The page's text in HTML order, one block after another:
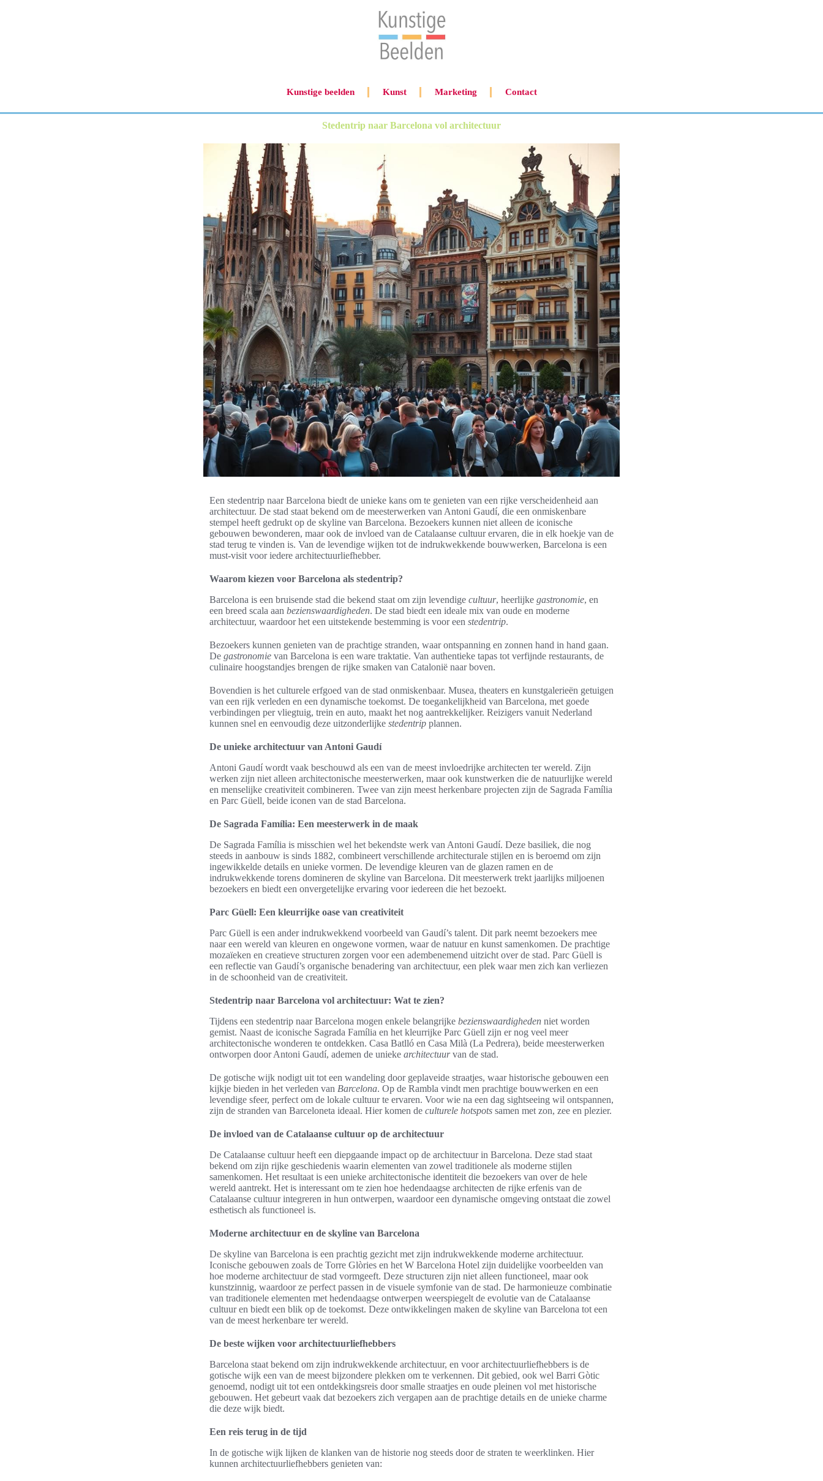
Kunstige beelden Kunst Marketing Contact
Stedentrip naar Barcelona vol architectuur
Een stedentrip naar Barcelona biedt de unieke kans om te genieten van een rijke verscheidenheid aan
architectuur. De stad staat bekend om de meesterwerken van Antoni Gaudí, die een onmiskenbare
stempel heeft gedrukt op de skyline van Barcelona. Bezoekers kunnen niet alleen de iconische
gebouwen bewonderen, maar ook de invloed van de Catalaanse cultuur ervaren, die in elk hoekje van de
stad terug te vinden is. Van de levendige wijken tot de indrukwekkende bouwwerken, Barcelona is een
must-visit voor iedere architectuurliefhebber.
Waarom kiezen voor Barcelona als stedentrip?
Barcelona is een bruisende stad die bekend staat om zijn levendige cultuur, heerlijke gastronomie, en
een breed scala aan bezienswaardigheden. De stad biedt een ideale mix van oude en moderne
architectuur, waardoor het een uitstekende bestemming is voor een stedentrip.
Bezoekers kunnen genieten van de prachtige stranden, waar ontspanning en zonnen hand in hand gaan.
De gastronomie van Barcelona is een ware traktatie. Van authentieke tapas tot verfijnde restaurants, de
culinaire hoogstandjes brengen de rijke smaken van Catalonië naar boven.
Bovendien is het culturele erfgoed van de stad onmiskenbaar. Musea, theaters en kunstgalerieën getuigen
van een rijk verleden en een dynamische toekomst. De toegankelijkheid van Barcelona, met goede
verbindingen per vliegtuig, trein en auto, maakt het nog aantrekkelijker. Reizigers vanuit Nederland
kunnen snel en eenvoudig deze uitzonderlijke stedentrip plannen.
De unieke architectuur van Antoni Gaudí
Antoni Gaudí wordt vaak beschouwd als een van de meest invloedrijke architecten ter wereld. Zijn
werken zijn niet alleen architectonische meesterwerken, maar ook kunstwerken die de natuurlijke wereld
en menselijke creativiteit combineren. Twee van zijn meest herkenbare projecten zijn de Sagrada Família
en Parc Güell, beide iconen van de stad Barcelona.
De Sagrada Família: Een meesterwerk in de maak
De Sagrada Família is misschien wel het bekendste werk van Antoni Gaudí. Deze basiliek, die nog
steeds in aanbouw is sinds 1882, combineert verschillende architecturale stijlen en is beroemd om zijn
ingewikkelde details en unieke vormen. De levendige kleuren van de glazen ramen en de
indrukwekkende torens domineren de skyline van Barcelona. Dit meesterwerk trekt jaarlijks miljoenen
bezoekers en biedt een onvergetelijke ervaring voor iedereen die het bezoekt.
Parc Güell: Een kleurrijke oase van creativiteit
Parc Güell is een ander indrukwekkend voorbeeld van Gaudí’s talent. Dit park neemt bezoekers mee
naar een wereld van kleuren en ongewone vormen, waar de natuur en kunst samenkomen. De prachtige
mozaïeken en creatieve structuren zorgen voor een adembenemend uitzicht over de stad. Parc Güell is
een reflectie van Gaudí’s organische benadering van architectuur, een plek waar men zich kan verliezen
in de schoonheid van de creativiteit.
Stedentrip naar Barcelona vol architectuur: Wat te zien?
Tijdens een stedentrip naar Barcelona mogen enkele belangrijke bezienswaardigheden niet worden
gemist. Naast de iconische Sagrada Família en het kleurrijke Parc Güell zijn er nog veel meer
architectonische wonderen te ontdekken. Casa Batlló en Casa Milà (La Pedrera), beide meesterwerken
ontworpen door Antoni Gaudí, ademen de unieke architectuurvan de stad.
De gotische wijk nodigt uit tot een wandeling door geplaveide straatjes, waar historische gebouwen een
kijkje bieden in het verleden van Barcelona. Op de Rambla vindt men prachtige bouwwerken en een
levendige sfeer, perfect om de lokale cultuur te ervaren. Voor wie na een dag sightseeing wil ontspannen,
zijn de stranden van Barceloneta ideaal. Hier komen de culturele hotspots samen met zon, zee en plezier.
De invloed van de Catalaanse cultuur op de architectuur
De Catalaanse cultuur heeft een diepgaande impact op de architectuur in Barcelona. Deze stad staat
bekend om zijn rijke geschiedenis waarin elementen van zowel traditionele als moderne stijlen
samenkomen. Het resultaat is een unieke architectonische identiteit die bezoekers van over de hele
wereld aantrekt. Het is interessant om te zien hoe hedendaagse architecten de rijke erfenis van de
Catalaanse cultuur integreren in hun ontwerpen, waardoor een dynamische omgeving ontstaat die zowel
esthetisch als functioneel is.
Moderne architectuur en de skyline van Barcelona
De skyline van Barcelona is een prachtig gezicht met zijn indrukwekkende moderne architectuur.
Iconische gebouwen zoals de Torre Glòries en het W Barcelona Hotel zijn duidelijke voorbeelden van
hoe moderne architectuur de stad vormgeeft. Deze structuren zijn niet alleen functioneel, maar ook
kunstzinnig, waardoor ze perfect passen in de visuele symfonie van de stad. De harmonieuze combinatie
van traditionele elementen met hedendaagse ontwerpen weerspiegelt de evolutie van de Catalaanse
cultuur en biedt een blik op de toekomst. Deze ontwikkelingen maken de skyline van Barcelona tot een
van de meest herkenbare ter wereld.
De beste wijken voor architectuurliefhebbers
Barcelona staat bekend om zijn indrukwekkende architectuur, en voor architectuurliefhebbers is de
gotische wijk een van de meest bijzondere plekken om te verkennen. Dit gebied, ook wel Barri Gòtic
genoemd, nodigt uit tot een ontdekkingsreis door smalle straatjes en oude pleinen vol met historische
gebouwen. Het gebeurt vaak dat bezoekers zich vergapen aan de prachtige details en de unieke charme
die deze wijk biedt.
Een reis terug in de tijd
In de gotische wijk lijken de klanken van de historie nog steeds door de straten te weerklinken. Hier
kunnen architectuurliefhebbers genieten van: